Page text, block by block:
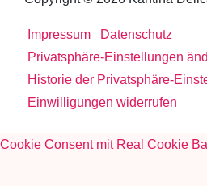
Impressum
Datenschutz
Privatsphäre-Einstellungen
Historie der Privatsphäre-
Einwilligungen widerrufen
Cookie Consent mit Real Cookie